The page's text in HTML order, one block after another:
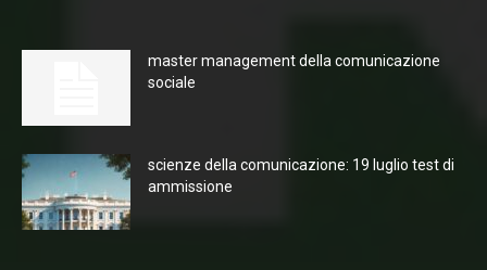
master management della comunicazione
sociale
scienze della comunicazione: 19 luglio test di
ammissione